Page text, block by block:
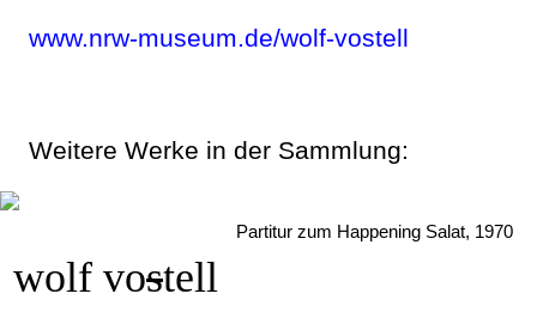
www.nrw-museum.de/wolf-vostell
Weitere Werke in der Sammlung:
Partitur zum Happening Salat, 1970
wolf vostell